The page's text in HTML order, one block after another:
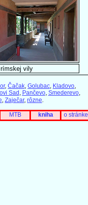
vily
, Čačak Golubac Kladovo
Sad Pančevo, Smederevo,
Zaječar, rôzne
MTB kniha o stránke